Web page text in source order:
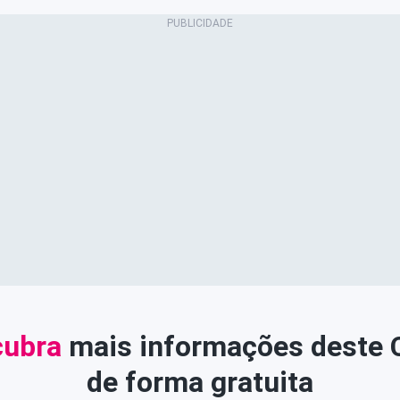
mais informações deste
de forma gratuita